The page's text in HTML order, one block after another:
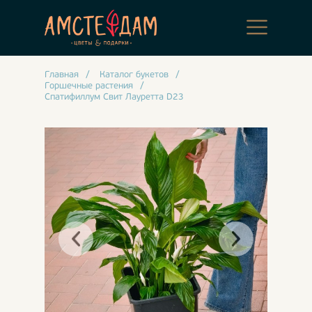
Главная / Каталог букетов
/
Горшечные растения
/
Спатифиллум Свит Лауретта D23